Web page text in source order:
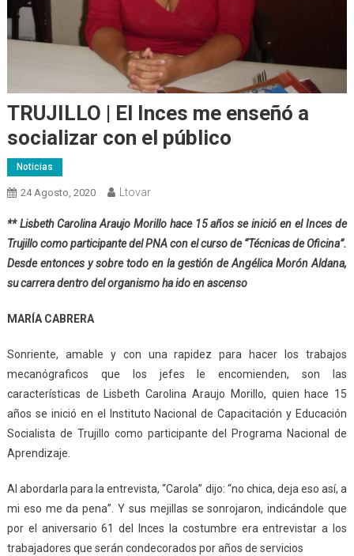
TRUJILLO | El Inces me enseñó a
socializar con el público
Noticias
24 Agosto, 2020 Ltovar
** Lisbeth Carolina Araujo Morillo hace 15 años se inició en el Inces de
Trujillo como participante del PNA con el curso de “Técnicas de Oficina”.
Desde entonces y sobre todo en la gestión de Angélica Morón Aldana,
su carrera dentro del organismo ha ido en ascenso
MARÍA CABRERA
Sonriente, amable y con una rapidez para hacer los trabajos
mecanógraficos que los jefes le encomienden, son las
características de Lisbeth Carolina Araujo Morillo, quien hace 15
años se inició en el Instituto Nacional de Capacitación y Educación
Socialista de Trujillo como participante del Programa Nacional de
Aprendizaje.
Al abordarla para la entrevista, “Carola” dijo: “no chica, deja eso así, a
mi eso me da pena”. Y sus mejillas se sonrojaron, indicándole que
por el aniversario 61 del Inces la costumbre era entrevistar a los
trabajadores que serán condecorados por años de servicios